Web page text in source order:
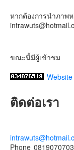
Photo
View on Facebook
หากต้องการนำภาพ
ขณะนี้มีผู้เข้าชม
ติดต่อเรา
Phone 0819070703